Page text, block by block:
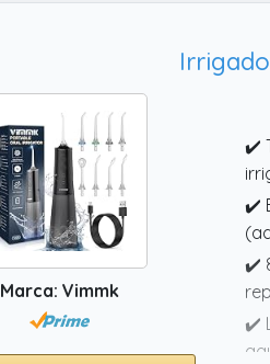
Marca: Vimmk
✔️
✔️
✔️
✔️